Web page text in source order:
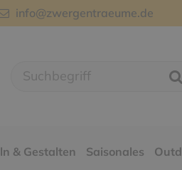
info@zwergentraeume.de
& Gestalten Saisonales